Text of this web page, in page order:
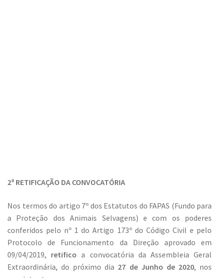
2ª RETIFICAÇÃO DA CONVOCATÓRIA
Nos termos do artigo 7º dos Estatutos do FAPAS (Fundo para
a Proteção dos Animais Selvagens) e com os poderes
conferidos pelo nº 1 do Artigo 173º do Código Civil e pelo
Protocolo de Funcionamento da Direção aprovado em
09/04/2019, retifico a convocatória da Assembleia Geral
Extraordinária, do próximo dia 27 de Junho de 2020, nos